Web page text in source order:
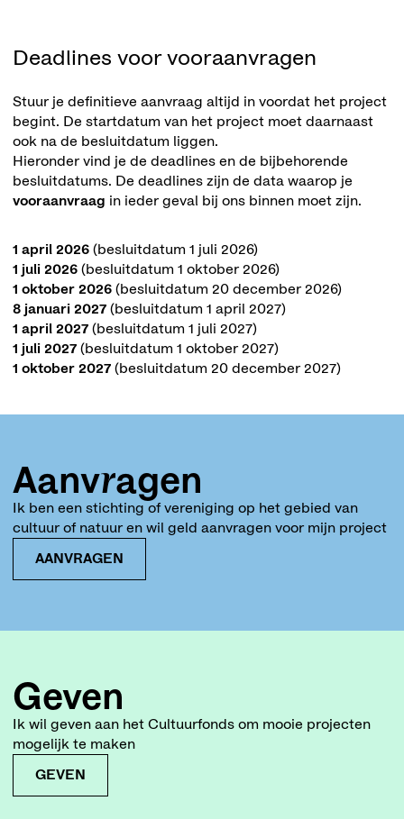
Deadlines voor vooraanvragen
Stuur je definitieve aanvraag altijd in voordat het project
begint. De startdatum van het project moet daarnaast
ook na de besluitdatum liggen.
Hieronder vind je de deadlines en de bijbehorende
besluitdatums. De deadlines zijn de data waarop je
vooraanvraag in ieder geval bij ons binnen moet zijn.
1 april 2026 (besluitdatum 1 juli 2026)
1 juli 2026 (besluitdatum 1 oktober 2026)
1 oktober 2026 (besluitdatum 20 december 2026)
8 januari 2027 (besluitdatum 1 april 2027)
1 april 2027 (besluitdatum 1 juli 2027)
1 juli 2027 (besluitdatum 1 oktober 2027)
1 oktober 2027 (besluitdatum 20 december 2027)
Aanvragen
Ik ben een stichting of vereniging op het gebied van
cultuur of natuur en wil geld aanvragen voor mijn project
AANVRAGEN
Geven
Ik wil geven aan het Cultuurfonds om mooie projecten
mogelijk te maken
GEVEN